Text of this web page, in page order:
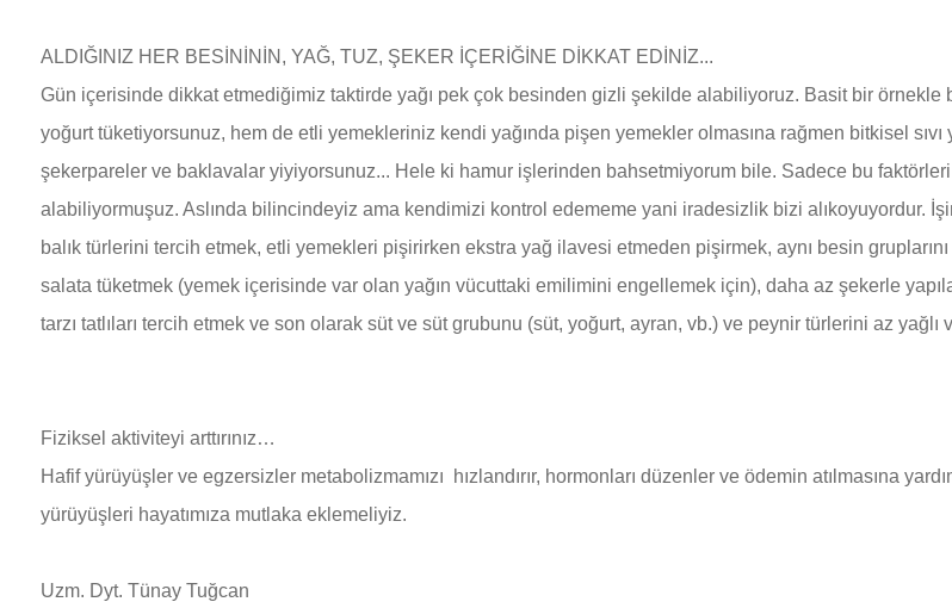
ALDIĞINIZ HER BESİNİNİN, YAĞ, TUZ, ŞEKER İÇERİĞİNE DİKKAT EDİNİZ...
Gün içerisinde dikkat etmediğimiz taktirde yağı pek çok besinden gizli şekilde alabiliyoruz. Basit bir örnekle
yoğurt tüketiyorsunuz, hem de etli yemekleriniz kendi yağında pişen yemekler olmasına rağmen bitkisel
şekerpareler ve baklavalar yiyiyorsunuz... Hele ki hamur işlerinden bahsetmiyorum bile. Sadece bu
alabiliyormuşuz. Aslında bilincindeyiz ama kendimizi kontrol edememe yani iradesizlik bizi alıkoyuyordur.
balık türlerini tercih etmek, etli yemekleri pişirirken ekstra yağ ilavesi etmeden pişirmek, aynı besin
salata tüketmek (yemek içerisinde var olan yağın vücuttaki emilimini engellemek için), daha az şekerle
tarzı tatlıları tercih etmek ve son olarak süt ve süt grubunu (süt, yoğurt, ayran, vb.) ve peynir türlerini az yağlı
Fiziksel aktiviteyi arttırınız…
Hafif yürüyüşler ve egzersizler metabolizmamızı hızlandırır, hormonları düzenler ve ödemin atılmasına
yürüyüşleri hayatımıza mutlaka eklemeliyiz.
Uzm. Dyt. Tünay Tuğcan